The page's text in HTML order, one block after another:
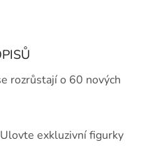
rozrůstají o 60 nových
exkluzivní figurky